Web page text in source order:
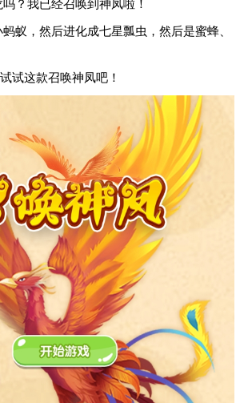
？我已经召唤到神凤啦！
蚁，然后进化成七星瓢虫，然后是蜜蜂、
试这款召唤神凤吧！